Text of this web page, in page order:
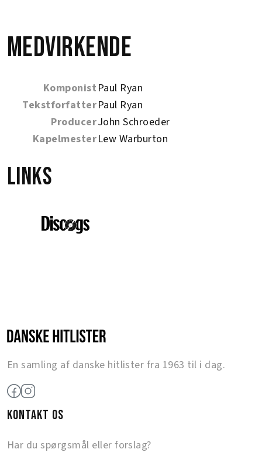
Medvirkende
Komponist Paul Ryan
TekstforfatterPaul Ryan
ProducerJohn Schroeder
KapelmesterLew Warburton
Links
En samling af danske hitlister fra 1963 til i dag.
KONTAKT OS
Har du spørgsmål eller forslag?